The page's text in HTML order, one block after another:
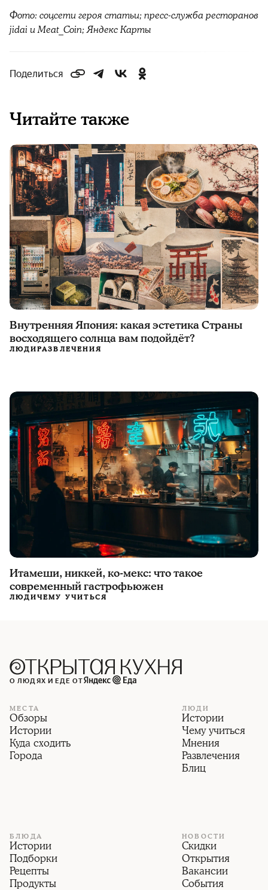
Фото: соцсети героя статьи; пресс-служба ресторанов
jidai и Meat_Coin; Яндекс Карты
Поделиться
Читайте также
Внутренняя Япония: какая эстетика Страны
восходящего солнца вам подойдёт?
ЛЮДИРАЗВЛЕЧЕНИЯ
Итамеши, никкей, ко-мекс: что такое
современный гастрофьюжен
ЛЮДИЧЕМУ УЧИТЬСЯ
О ЛЮДЯХ И ЕДЕ ОТ
МЕСТА
Обзоры
Истории
Куда сходить
Города
ЛЮДИ
Истории
Чему учиться
Мнения
Развлечения
Блиц
БЛЮДА
Истории
Подборки
Рецепты
Продукты
НОВОСТИ
Скидки
Открытия
Вакансии
События